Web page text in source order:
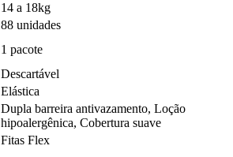
14 a 18kg
88 unidades
1 pacote
Descartável
Elástica
Dupla barreira antivazamento, Loção
hipoalergênica, Cobertura suave
Fitas Flex